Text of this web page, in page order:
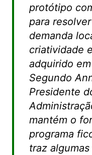
protótipo
para
demanda
criatividade
adquirido em
Segundo
Presidente
mantém o
programa
traz